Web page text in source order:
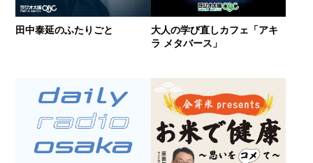
田中泰延のふたりごと
大人の学び直しカフェ「アキ
ラ メタバース」